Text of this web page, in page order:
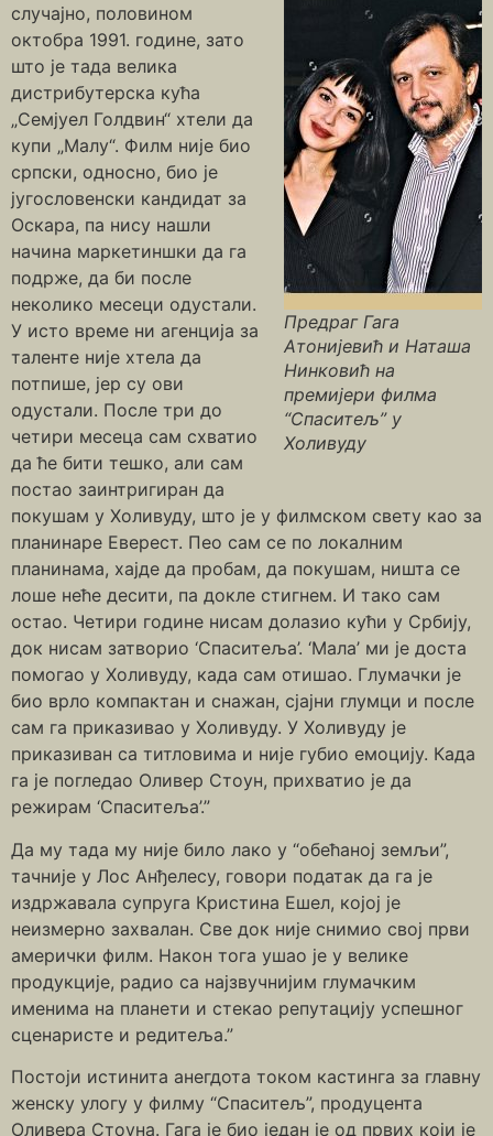
Предраг Гага
Атонијевић и Наташа
Нинковић на
премијери филма
“Спаситељ” у
Холивуду
случајно, половином
октобра 1991. године, зато
што је тада велика
дистрибутерска кућа
„Семјуел Голдвин“ хтели да
купи „Малу“. Филм није био
српски, односно, био је
југословенски кандидат за
Оскара, па нису нашли
начина маркетиншки да га
подрже, да би после
неколико месеци одустали.
У исто време ни агенција за
таленте није хтела да
потпише, јер су ови
одустали. После три до
четири месеца сам схватио
да ће бити тешко, али сам
постао заинтригиран да
покушам у Холивуду, што је у филмском свету као за
планинаре Еверест. Пео сам се по локалним
планинама, хајде да пробам, да покушам, ништа се
лоше неће десити, па докле стигнем. И тако сам
остао. Четири године нисам долазио кући у Србију,
док нисам затворио ‘Спаситеља’. ‘Мала’ ми је доста
помогао у Холивуду, када сам отишао. Глумачки је
био врло компактан и снажан, сјајни глумци и после
сам га приказивао у Холивуду. У Холивуду је
приказиван са титловима и није губио емоцију. Када
га је погледао Оливер Стоун, прихватио је да
режирам ‘Спаситеља’.”
Да му тада му није било лако у “обећаној земљи”,
тачније у Лос Анђелесу, говори податак да га је
издржавала супруга Кристина Ешел, којој је
неизмерно захвалан. Све док није снимио свој први
амерички филм. Након тога ушао је у велике
продукције, радио са најзвучнијим глумачким
именима на планети и стекао репутацију успешног
сценаристе и редитеља.”
Постоји истинита анегдота током кастинга за главну
женску улогу у филму “Спаситељ”, продуцента
Оливера Стоуна. Гага је био један је од првих који је